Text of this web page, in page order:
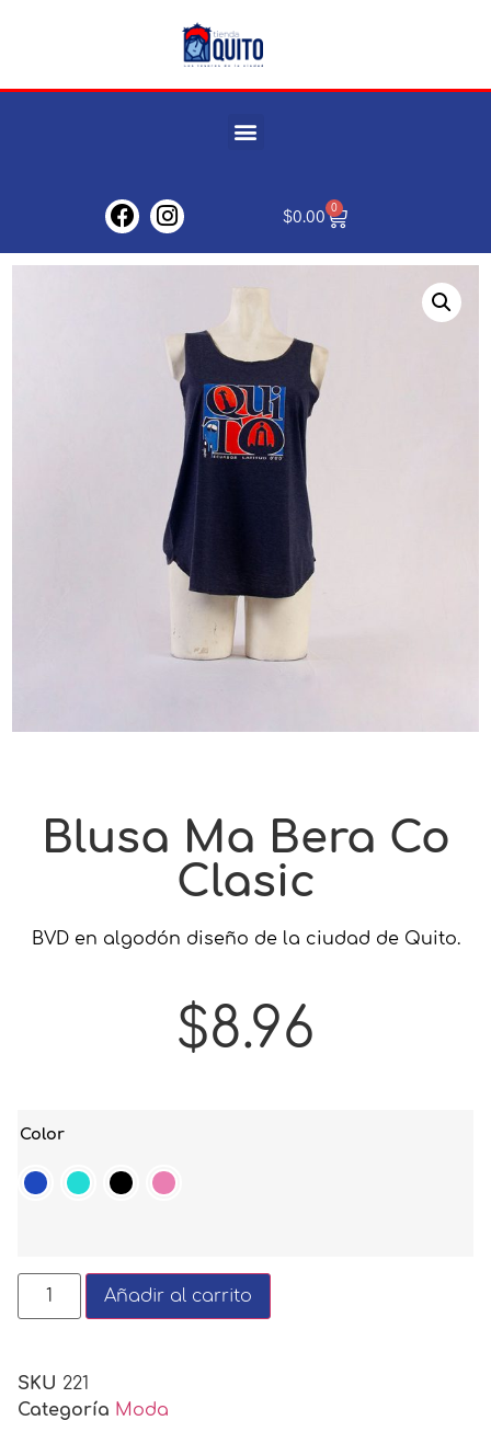
$0.00
0
Blusa Ma Bera Co
Clasic
BVD en algodón diseño de la ciudad de Quito.
$8.96
Color
Añadir al carrito
SKU 221
Categoría Moda